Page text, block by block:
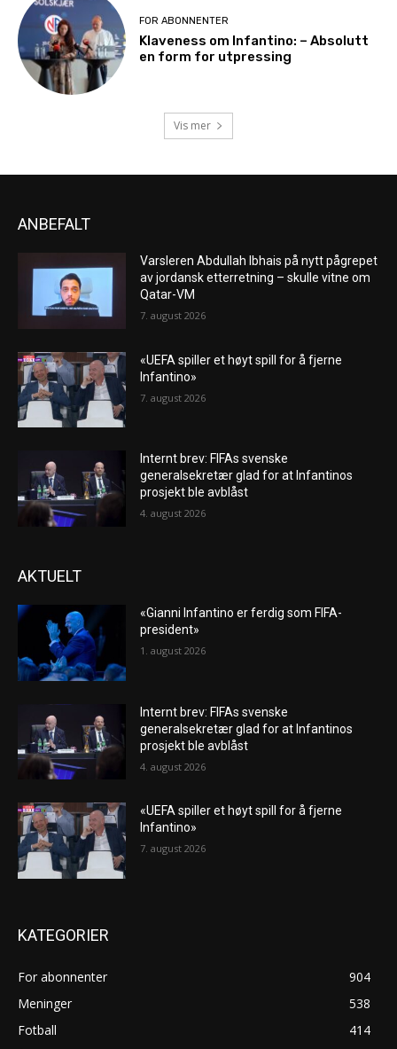
FOR ABONNENTER
Klaveness om Infantino: – Absolutt
en form for utpressing
Vis mer
ANBEFALT
Varsleren Abdullah Ibhais på nytt pågrepet
av jordansk etterretning – skulle vitne om
Qatar-VM
7. august 2026
«UEFA spiller et høyt spill for å fjerne
Infantino»
7. august 2026
Internt brev: FIFAs svenske
generalsekretær glad for at Infantinos
prosjekt ble avblåst
4. august 2026
AKTUELT
«Gianni Infantino er ferdig som FIFA-
president»
1. august 2026
Internt brev: FIFAs svenske
generalsekretær glad for at Infantinos
prosjekt ble avblåst
4. august 2026
«UEFA spiller et høyt spill for å fjerne
Infantino»
7. august 2026
KATEGORIER
For abonnenter
904
Meninger
538
Fotball
414